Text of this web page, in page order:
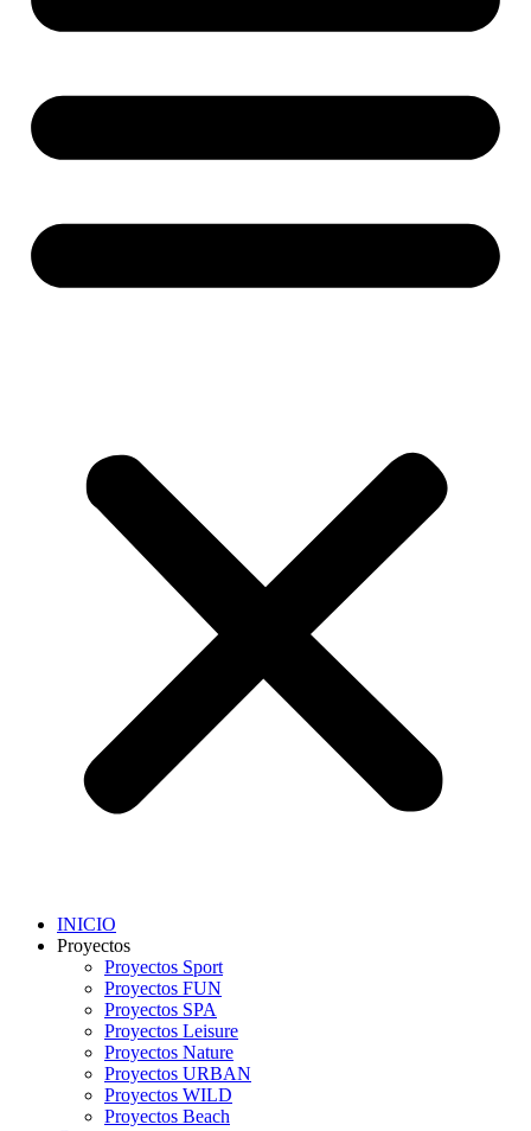
INICIO
Proyectos
Proyectos Sport
Proyectos FUN
Proyectos SPA
Proyectos Leisure
Proyectos Nature
Proyectos URBAN
Proyectos WILD
Proyectos Beach